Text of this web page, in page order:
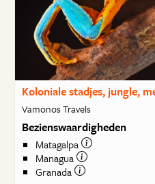
Koloniale stadjes, jungle,
Vamonos Travels
Bezienswaardigheden
Matagalpa
Managua
Granada